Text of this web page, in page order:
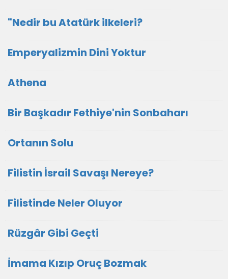
"Nedir bu Atatürk ilkeleri?
Emperyalizmin Dini Yoktur
Athena
Bir Başkadır Fethiye'nin Sonbaharı
Ortanın Solu
Filistin İsrail Savaşı Nereye?
Filistinde Neler Oluyor
Rüzgâr Gibi Geçti
İmama Kızıp Oruç Bozmak